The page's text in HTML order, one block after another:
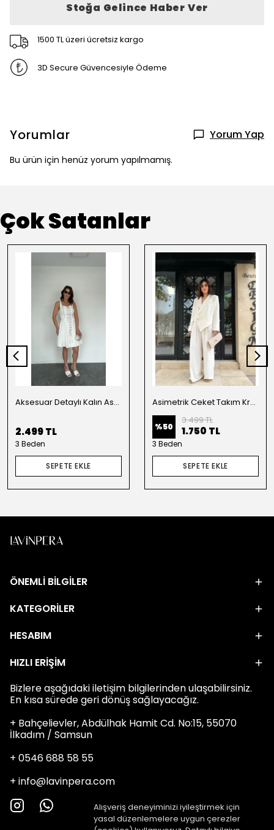
Alışveriş deneyiminizi iyileştirmek için
yasal düzenlemelere uygun çerezler
Stoğa Gelince Haber Ver
1500 TL üzeri ücretsiz kargo
3D Secure Güvencesiyle Ödeme
Yorumlar Yorum Yap
Bu ürün için henüz yorum yapılmamış.
Çok Satanlar
Aksesuar Detaylı Kalın Askılı Elbise Beyaz
2.499 TL
3 Beden
SEPETE EKLE
Asimetrik Ceket Takım Krem
%50
3.499 TL
1.750 TL
3 Beden
SEPETE EKLE
ÖNEMLİ BİLGİLER
KATEGORİLER
HESABIM
HIZLI ERİŞİM
Bizlere aşağıdaki iletişim bilgilerinden ulaşabilirsiniz.
En kısa sürede geri dönüş sağlayacağız.
+ Bahçelievler, Abdülhak Hamit Cd. No:15, 55070
İlkadım / Samsun
+ 0546 688 58 55
+ info@lavinpera.com